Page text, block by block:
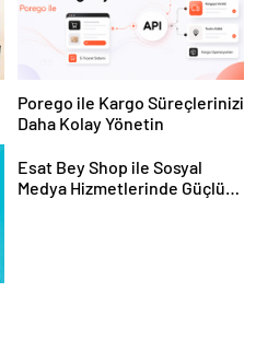
Porego ile Kargo Süreçlerinizi
Daha Kolay Yönetin
Esat Bey Shop ile Sosyal
Medya Hizmetlerinde Güçlü